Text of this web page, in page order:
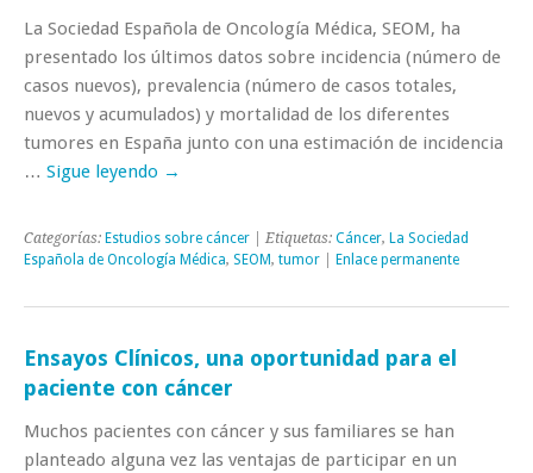
La Sociedad Española de Oncología Médica, SEOM, ha
presentado los últimos datos sobre incidencia (número de
casos nuevos), prevalencia (número de casos totales,
nuevos y acumulados) y mortalidad de los diferentes
tumores en España junto con una estimación de incidencia
… Sigue leyendo →
Categorías: Estudios sobre cáncer | Etiquetas: Cáncer, La Sociedad
Española de Oncología Médica, SEOM, tumor Enlace permanente
Ensayos Clínicos, una oportunidad para el
paciente con cáncer
Muchos pacientes con cáncer y sus familiares se han
planteado alguna vez las ventajas de participar en un